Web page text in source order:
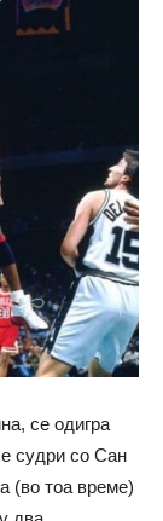
се одигра
судри со Сан
(во тоа време)